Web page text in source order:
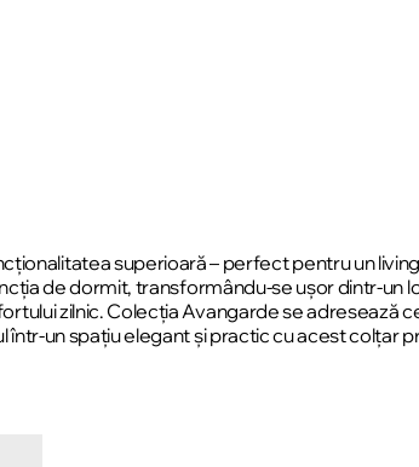
superioară – perfect pentru un
de dormit, transformându-se ușor dintr-un
zilnic. Colecția Avangarde se adresează
într-un spațiu elegant și practic cu acest colțar